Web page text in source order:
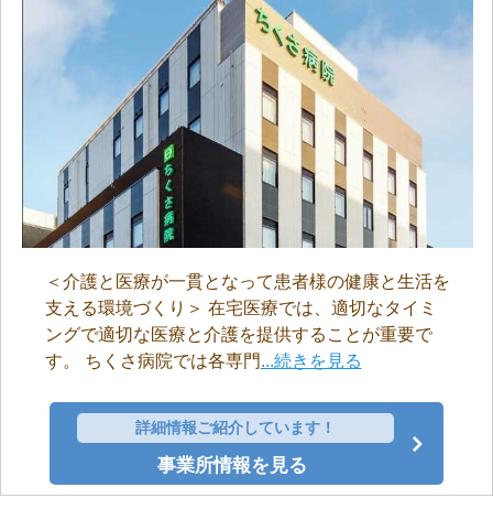
＜介護と医療が一貫となって患者様の健康と生活を
支える環境づくり＞ 在宅医療では、適切なタイミ
ングで適切な医療と介護を提供することが重要で
す。 ちくさ病院では各専門...続きを見る
詳細情報ご紹介しています！
事業所情報を見る